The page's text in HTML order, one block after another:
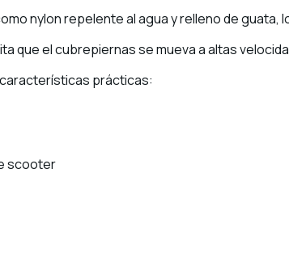
nylon repelente al agua y relleno de
que el cubrepiernas se mueva a altas
prácticas:
scooter